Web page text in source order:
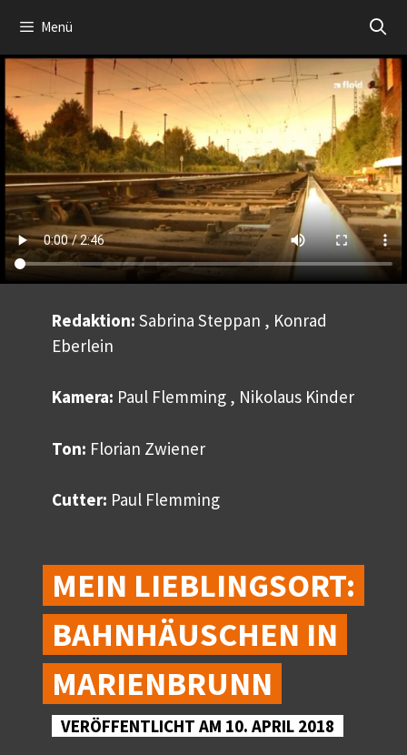
Inhalt
springen
Menü
Redaktion: Sabrina Steppan , Konrad
Eberlein
Kamera: Paul Flemming , Nikolaus Kinder
Ton: Florian Zwiener
Cutter: Paul Flemming
MEIN LIEBLINGSORT:
BAHNHÄUSCHEN IN
MARIENBRUNN
VERÖFFENTLICHT AM 10. APRIL 2018